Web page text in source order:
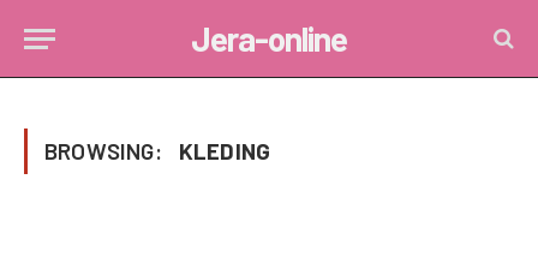
Jera-online
BROWSING: KLEDING